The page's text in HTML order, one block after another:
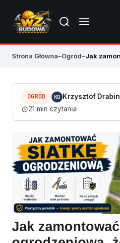
Strona Główna–Ogród–
OGRÓD KD Krzysztof
21 min czytania
Jak